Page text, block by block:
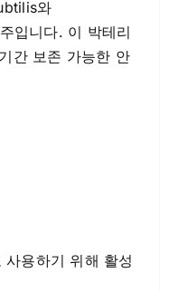
와
입니다. 이 박테리
간 보존 가능한 안
용하기 위해 활성